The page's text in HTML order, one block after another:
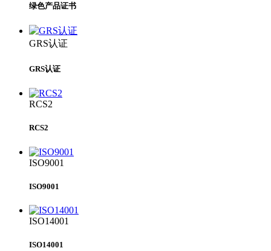
绿色产品证书
GRS认证
GRS认证
RCS2
RCS2
ISO9001
ISO9001
ISO14001
ISO14001